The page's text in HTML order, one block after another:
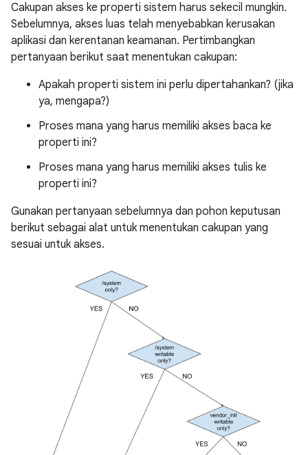
Cakupan akses ke properti sistem harus sekecil mungkin.
Sebelumnya, akses luas telah menyebabkan kerusakan
aplikasi dan kerentanan keamanan. Pertimbangkan
pertanyaan berikut saat menentukan cakupan:
Apakah properti sistem ini perlu dipertahankan? (jika
ya, mengapa?)
Proses mana yang harus memiliki akses baca ke
properti ini?
Proses mana yang harus memiliki akses tulis ke
properti ini?
Gunakan pertanyaan sebelumnya dan pohon keputusan
berikut sebagai alat untuk menentukan cakupan yang
sesuai untuk akses.